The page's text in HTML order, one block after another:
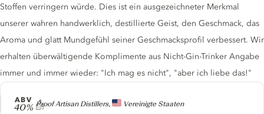
Producer
Proof Artisan Distillers, Vereinigte Staaten
ABV
40%
Stoffen verringern würde. Dies ist ein ausgezeichneter Merkmal
unserer wahren handwerklich, destillierte Geist, den Geschmack, das
Aroma und glatt Mundgefühl seiner Geschmacksprofil verbessert. Wir
erhalten überwältigende Komplimente aus Nicht-Gin-Trinker Angabe
immer und immer wieder: "Ich mag es nicht", "aber ich liebe das!"